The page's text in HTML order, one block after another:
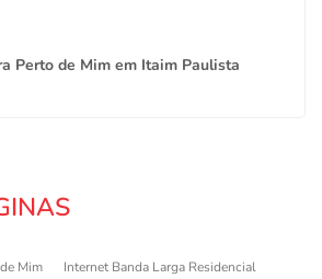
Perto de Mim em Itaim Paulista
Mim
Internet Banda Larga Residencial